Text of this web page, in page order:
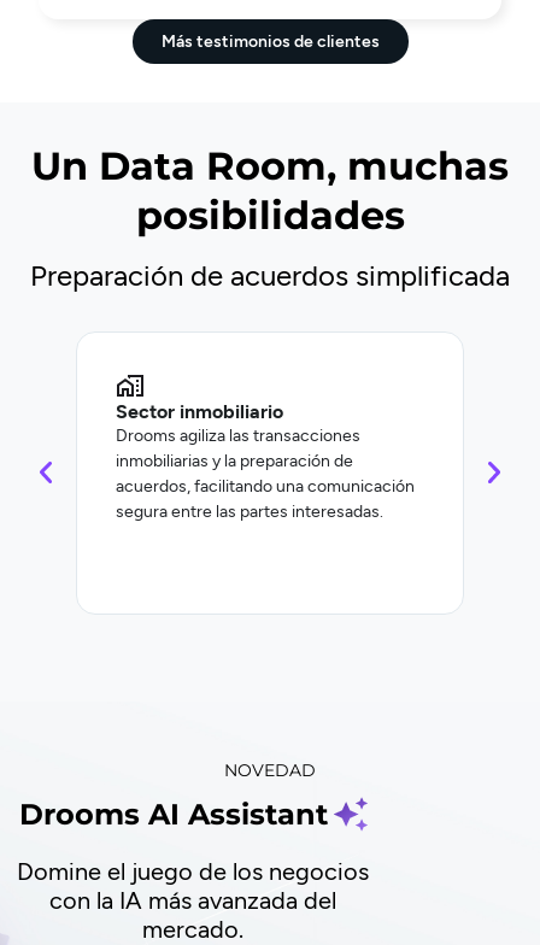
Más testimonios de clientes
Un Data Room, muchas
posibilidades
Preparación de acuerdos simplificada
Sector inmobiliario
Drooms agiliza las transacciones
inmobiliarias y la preparación de
acuerdos, facilitando una comunicación
segura entre las partes interesadas.
NOVEDAD
Drooms AI Assistant
Domine el juego de los negocios
con la IA más avanzada del
mercado.